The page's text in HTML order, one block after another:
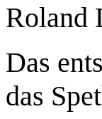
Roland
Das
das